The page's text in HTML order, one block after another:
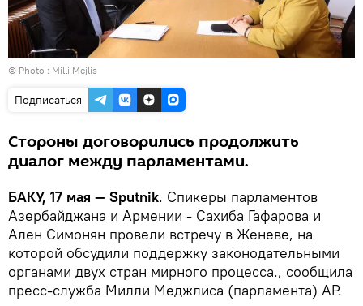
© Photo : Milli Mejlis
Подписаться
Стороны договорились продолжить
диалог между парламентами.
БАКУ, 17 мая — Sputnik. Спикеры парламентов
Азербайджана и Армении - Сахиба Гафарова и
Ален Симонян провели встречу в Женеве, на
которой обсудили поддержку законодательными
органами двух стран мирного процесса., сообщила
пресс-служба Милли Меджлиса (парламента) АР.